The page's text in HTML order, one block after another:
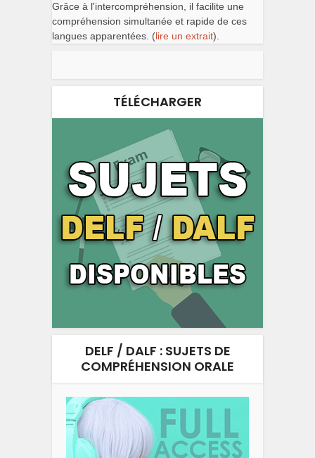
Grâce à l'intercompréhension, il facilite une
compréhension simultanée et rapide de ces
langues apparentées. (lire un extrait).
TÉLÉCHARGER
DELF / DALF : SUJETS DE
COMPRÉHENSION ORALE